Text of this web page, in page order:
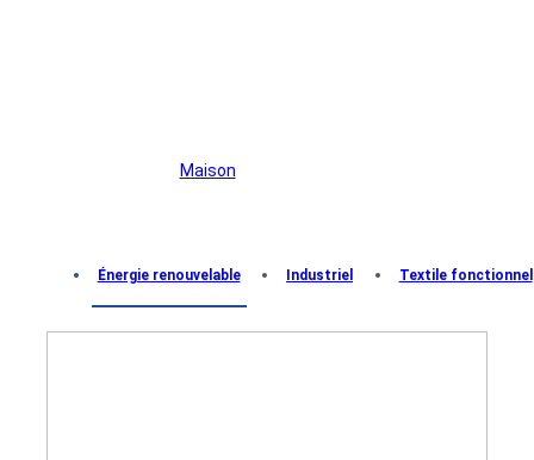
Maison
Énergie renouvelable Industriel Textile fonctionnel